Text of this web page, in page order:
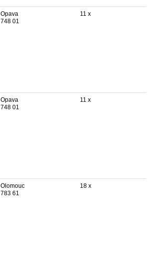
Opava
748 01
11 x
Opava
748 01
11 x
Olomouc
783 61
18 x